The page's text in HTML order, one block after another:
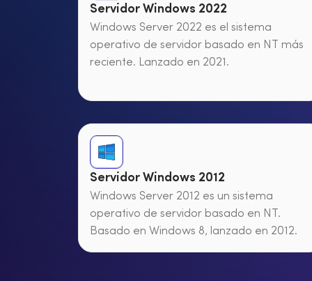
Servidor Windows 2022
Windows Server 2022 es el sistema
operativo de servidor basado en NT más
reciente. Lanzado en 2021.
Servidor Windows 2012
Windows Server 2012 es un sistema
operativo de servidor basado en NT.
Basado en Windows 8, lanzado en 2012.